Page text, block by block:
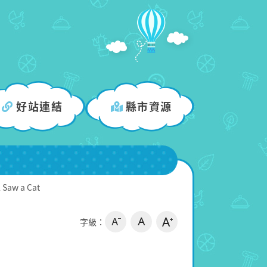
好站連結 縣市資源
a Cat
字級：